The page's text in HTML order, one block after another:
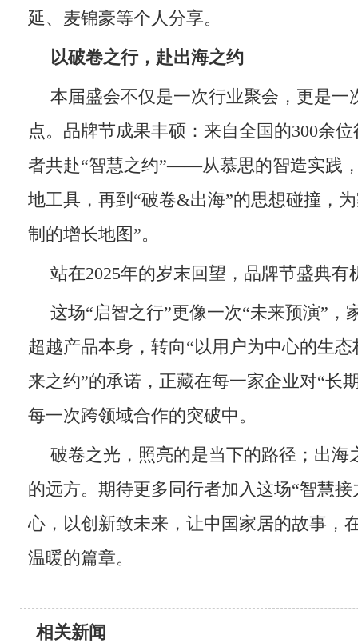
延、麦锦豪等个人分享。
以破卷之行，赴出海之约
本届盛会不仅是一次行业聚会，更是一
点。品牌节成果丰硕：来自全国的300余
者共赴“智慧之约”——从慕思的智造实践
地工具，再到“破卷&出海”的思想碰撞，
制的增长地图”。
站在2025年的岁末回望，品牌节盛典有
这场“启智之行”更像一次“未来预演”，
超越产品本身，转向“以用户为中心的生态
来之约”的承诺，正藏在每一家企业对“长
每一次跨领域合作的突破中。
破卷之光，照亮的是当下的路径；出海
的远方。期待更多同行者加入这场“智慧
心，以创新致未来，让中国家居的故事，
温暖的篇章。
相关新闻